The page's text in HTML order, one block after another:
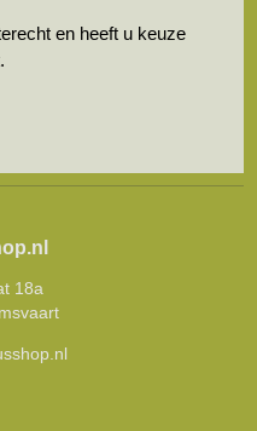
en heeft u keuze
18a